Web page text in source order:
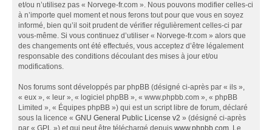
et/ou n’utilisez pas « Norvege-fr.com ». Nous pouvons modifier celles-ci
à n’importe quel moment et nous ferons tout pour que vous en soyez
informé, bien qu’il soit prudent de vérifier régulièrement celles-ci par
vous-même. Si vous continuez d’utiliser « Norvege-fr.com » alors que
des changements ont été effectués, vous acceptez d’être légalement
responsable des conditions découlant des mises à jour et/ou
modifications.
Nos forums sont développés par phpBB (désigné ci-après par « ils »,
« eux », « leur », « logiciel phpBB », « www.phpbb.com », « phpBB
Limited », « Équipes phpBB ») qui est un script libre de forum, déclaré
sous la licence « GNU General Public License v2 » (désigné ci-après
par « GPL ») et qui peut être téléchargé depuis www.phpbb.com. Le